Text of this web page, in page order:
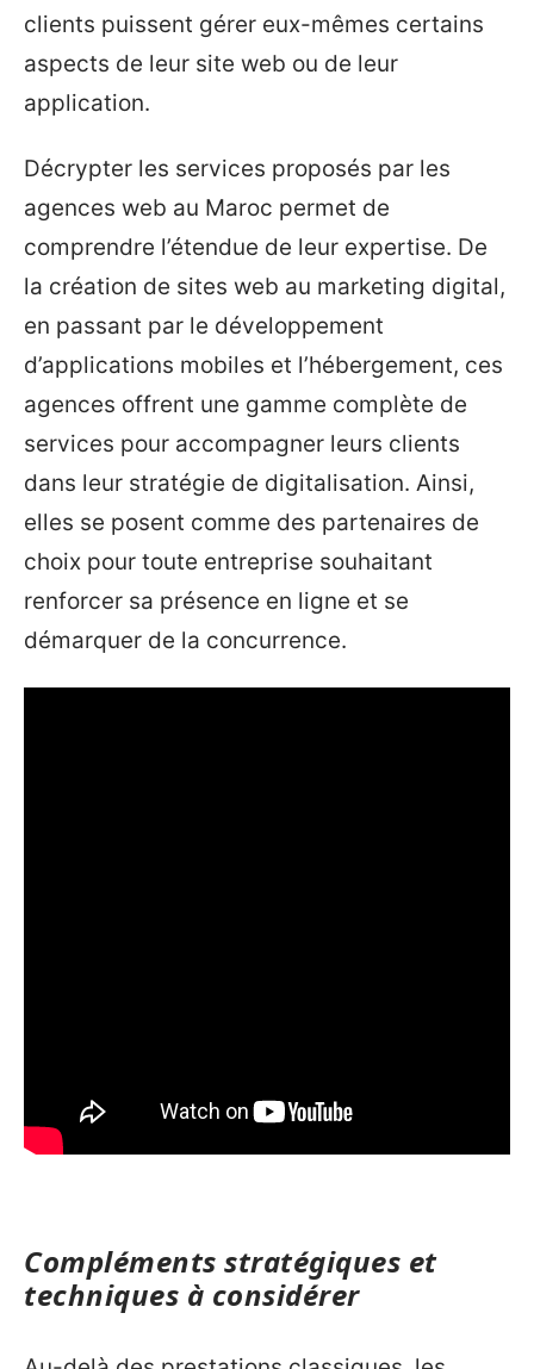
clients puissent gérer eux-mêmes certains
aspects de leur site web ou de leur
application.
Décrypter les services proposés par les
agences web au Maroc permet de
comprendre l’étendue de leur expertise. De
la création de sites web au marketing digital,
en passant par le développement
d’applications mobiles et l’hébergement, ces
agences offrent une gamme complète de
services pour accompagner leurs clients
dans leur stratégie de digitalisation. Ainsi,
elles se posent comme des partenaires de
choix pour toute entreprise souhaitant
renforcer sa présence en ligne et se
démarquer de la concurrence.
Compléments stratégiques et
techniques à considérer